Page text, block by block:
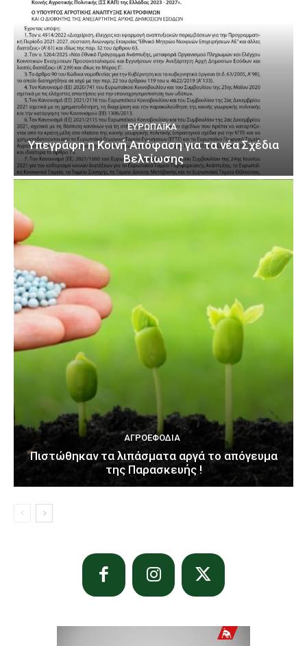
ΕΥΡΩΠΑΪΚΆ
Υπεγράφη η Κοινή Απόφαση για τα νέα Σχέδια
Βελτίωσης
ΑΓΡΟΕΦΌΔΙΑ
Πιστώθηκαν τα λιπάσματα αργά το απόγευμα
της Παρασκευής !